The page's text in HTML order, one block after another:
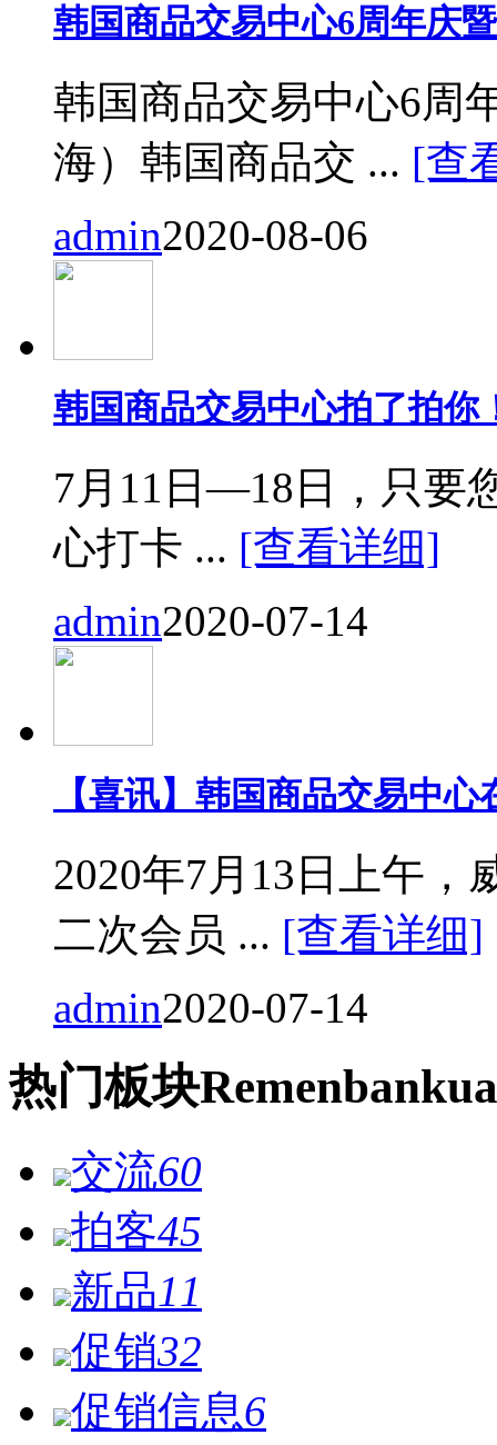
韩国商品交易中心6周年庆
韩国商品交易中心6周
海）韩国商品交 ... [查
admin2020-08-06
韩国商品交易中心拍了拍你
7月11日—18日，只要
心打卡 ... [查看详细]
admin2020-07-14
【喜讯】韩国商品交易中
2020年7月13日上午，
二次会员 ... [查看详细]
admin2020-07-14
热门板块Remen
交流60
拍客45
新品11
促销32
促销信息6